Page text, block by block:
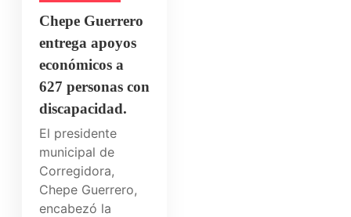
Chepe Guerrero
entrega apoyos
económicos a
627 personas con
discapacidad.
El presidente
municipal de
Corregidora,
Chepe Guerrero,
encabezó la